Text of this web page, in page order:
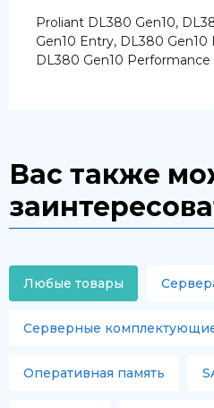
Proliant DL380 Gen10,
Gen10 Entry, DL380
DL380 Gen10 Performance
Вас также
Любые товары
Серверные
Оперативная память